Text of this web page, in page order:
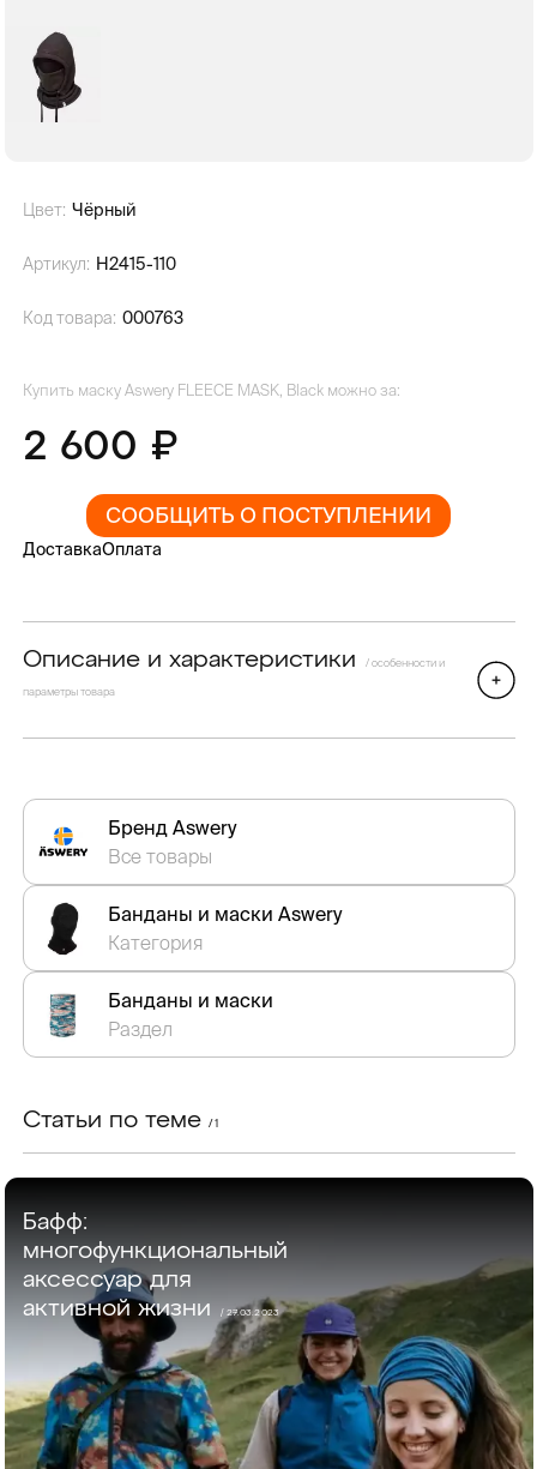
Цвет: Чёрный
Артикул: H2415-110
Код товара: 000763
Купить маску Aswery FLEECE MASK, Black можно за:
2 600
СООБЩИТЬ О ПОСТУПЛЕНИИ
ДоставкаОплата
Описание и характеристики / особенности и
параметры товара
Бренд Aswery
Все товары
Банданы и маски Aswery
Категория
Банданы и маски
Раздел
Статьи по теме / 1
Бафф:
многофункциональный
аксессуар для
активной жизни
/ 27.03.2023